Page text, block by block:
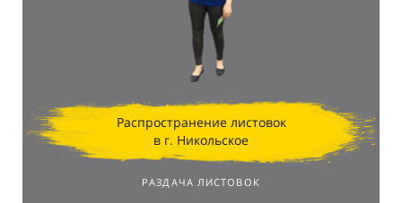
Распространение листовок
в г. Никольское
РАЗДАЧА ЛИСТОВОК